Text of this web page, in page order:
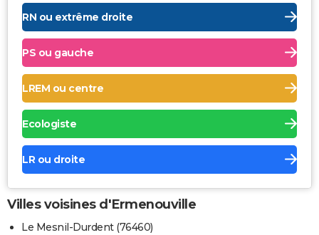
RN ou extrême droite
PS ou gauche
LREM ou centre
Ecologiste
LR ou droite
Villes voisines d'Ermenouville
Le Mesnil-Durdent (76460)